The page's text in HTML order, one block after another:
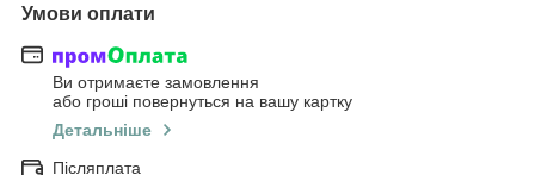
Умови оплати
Ви отримаєте замовлення
або гроші повернуться на вашу картку
Детальніше
Післяплата